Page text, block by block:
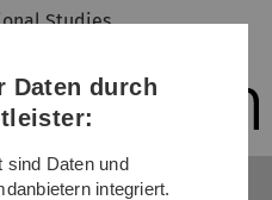
Direkt
Direkt
Direkt
(Sprache,
Drucken,
Media)
Direkt
Direkt
Studies
Daten durch
sind Daten und
integriert.